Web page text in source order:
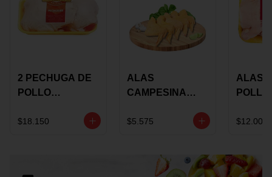
2 PECHUGA DE
POLLO
MARINADA X
$18.150
ALAS
CAMPESINA
COSTILLAR A
$5.575
ALAS
POLLO
$12.000